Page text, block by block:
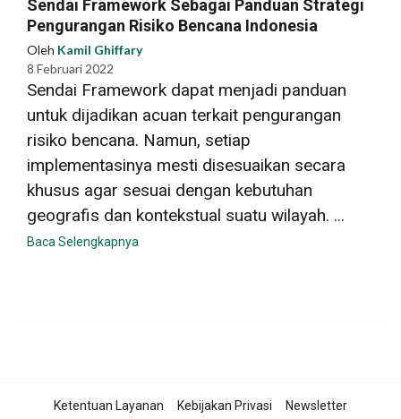
Sendai Framework Sebagai Panduan Strategi
Pengurangan Risiko Bencana Indonesia
Oleh Kamil Ghiffary
8 Februari 2022
Sendai Framework dapat menjadi panduan
untuk dijadikan acuan terkait pengurangan
risiko bencana. Namun, setiap
implementasinya mesti disesuaikan secara
khusus agar sesuai dengan kebutuhan
geografis dan kontekstual suatu wilayah. ...
Baca Selengkapnya
Ketentuan Layanan Kebijakan Privasi Newsletter